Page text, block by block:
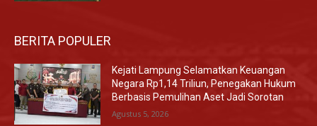
BERITA POPULER
Kejati Lampung Selamatkan Keuangan
Negara Rp1,14 Triliun, Penegakan Hukum
Berbasis Pemulihan Aset Jadi Sorotan
Agustus 5, 2026